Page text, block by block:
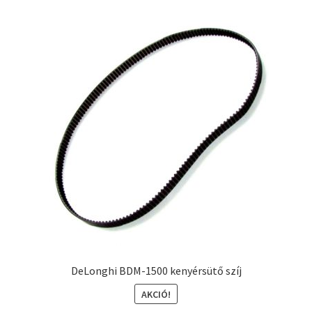
DeLonghi BDM-1500 kenyérsütő szíj
AKCIÓ!